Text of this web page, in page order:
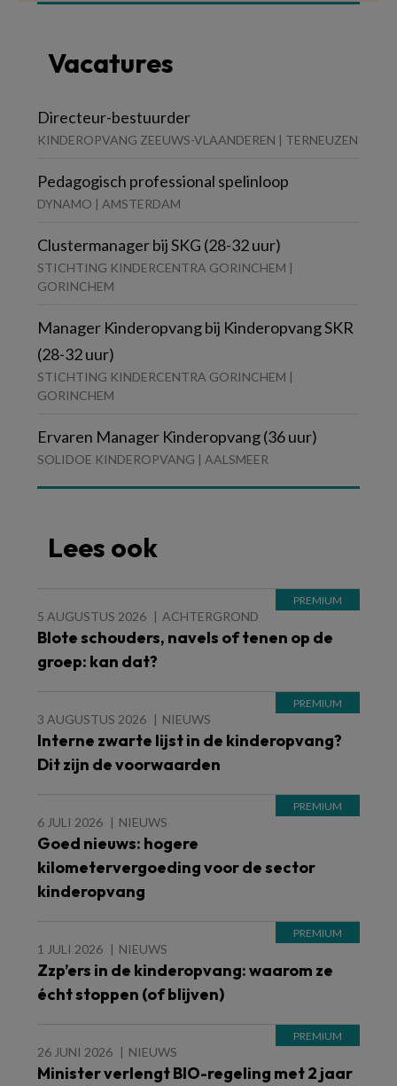
Vacatures
Directeur-bestuurder
KINDEROPVANG ZEEUWS-VLAANDEREN | TERNEUZEN
Pedagogisch professional spelinloop
DYNAMO | AMSTERDAM
Clustermanager bij SKG (28-32 uur)
STICHTING KINDERCENTRA GORINCHEM |
GORINCHEM
Manager Kinderopvang bij Kinderopvang SKR
(28-32 uur)
STICHTING KINDERCENTRA GORINCHEM |
GORINCHEM
Ervaren Manager Kinderopvang (36 uur)
SOLIDOE KINDEROPVANG | AALSMEER
Lees ook
5 AUGUSTUS 2026 ACHTERGROND
Blote schouders, navels of tenen op de
groep: kan dat?
3 AUGUSTUS 2026 NIEUWS
Interne zwarte lijst in de kinderopvang?
Dit zijn de voorwaarden
6 JULI 2026 NIEUWS
Goed nieuws: hogere
kilometervergoeding voor de sector
kinderopvang
1 JULI 2026 NIEUWS
Zzp’ers in de kinderopvang: waarom ze
écht stoppen (of blijven)
26 JUNI 2026 NIEUWS
Minister verlengt BIO-regeling met 2 jaar